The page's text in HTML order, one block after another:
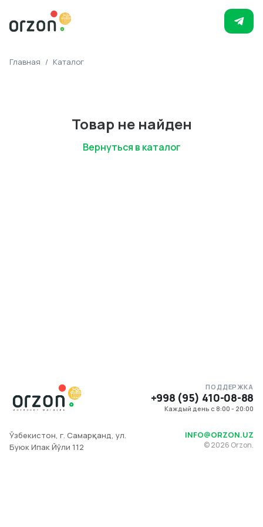
Главная / Каталог
Товар не найден
Вернуться в каталог
ПОДДЕРЖКА
+998 (95) 410-08-88
Каждый день с 8:00 - 20:00
Ўзбекистон, г. Самарқанд, ул.
Буюк Ипак Йўли 112
INFO@ORZON.UZ
©2026 Orzon.